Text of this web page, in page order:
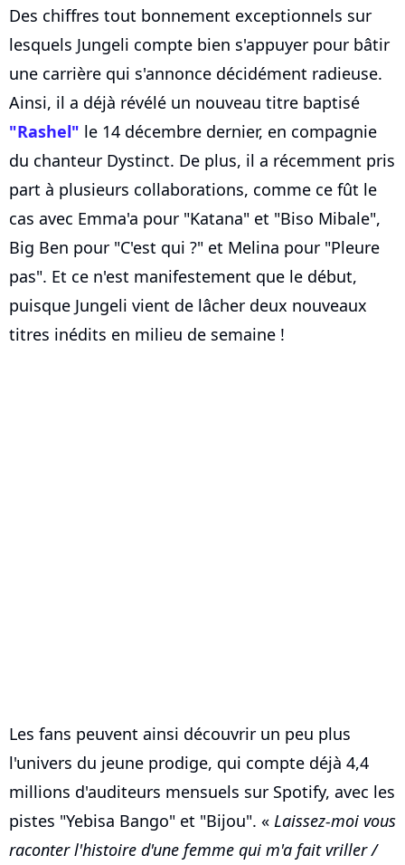
Des chiffres tout bonnement exceptionnels sur
lesquels Jungeli compte bien s'appuyer pour bâtir
une carrière qui s'annonce décidément radieuse.
Ainsi, il a déjà révélé un nouveau titre baptisé
"Rashel" le 14 décembre dernier, en compagnie
du chanteur Dystinct. De plus, il a récemment pris
part à plusieurs collaborations, comme ce fût le
cas avec Emma'a pour "Katana" et "Biso Mibale",
Big Ben pour "C'est qui ?" et Melina pour "Pleure
pas". Et ce n'est manifestement que le début,
puisque Jungeli vient de lâcher deux nouveaux
titres inédits en milieu de semaine !
Les fans peuvent ainsi découvrir un peu plus
l'univers du jeune prodige, qui compte déjà 4,4
millions d'auditeurs mensuels sur Spotify, avec les
pistes "Yebisa Bango" et "Bijou". « Laissez-moi vous
raconter l'histoire d'une femme qui m'a fait vriller /